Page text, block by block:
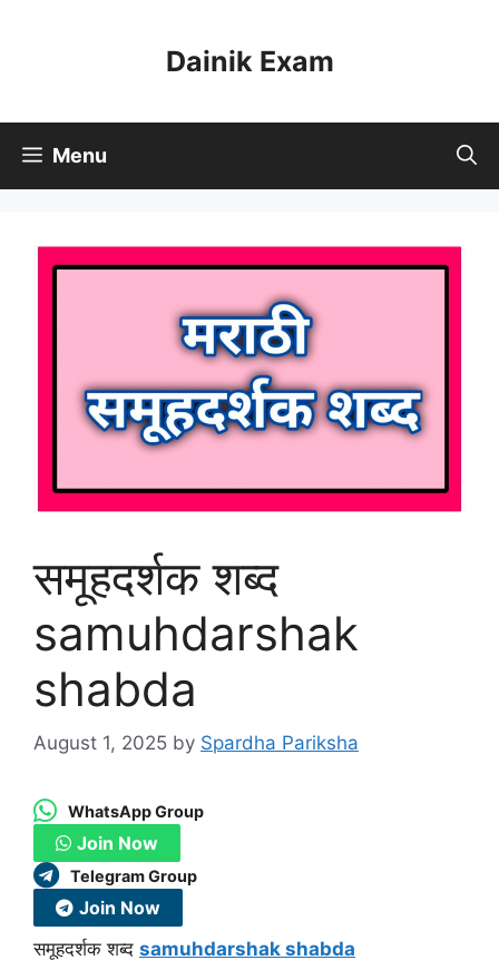
Dainik Exam
Menu
समूहदर्शक शब्द
samuhdarshak
shabda
August 1, 2025 by Spardha Pariksha
WhatsApp Group
Join Now
Telegram Group
Join Now
समूहदर्शक शब्द samuhdarshak shabda